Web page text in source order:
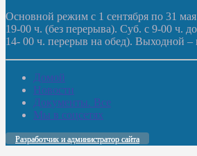
Основной режим с 1 сентября по 31
19-00 ч. (без перерыва). Суб. с 9-00 ч.
14- 00 ч. перерыв на обед). Выходной –
Домой
Новости
Документы. Все
Мы в соцсетях
Разработчик и администратор сайта